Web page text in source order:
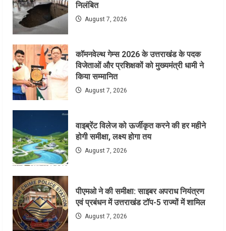
निलंबित
August 7, 2026
कॉमनवेल्थ गेम्स 2026 के उत्तराखंड के पदक
विजेताओं और प्रशिक्षकों को मुख्यमंत्री धामी ने
किया सम्मानित
August 7, 2026
वाइब्रेंट विलेज को ऊर्जीकृत करने की हर महीने
होगी समीक्षा, लक्ष्य होगा तय
August 7, 2026
पीएमओ ने की समीक्षा: साइबर अपराध नियंत्रण
एवं प्रबंधन में उत्तराखंड टॉप-5 राज्यों में शामिल
August 7, 2026